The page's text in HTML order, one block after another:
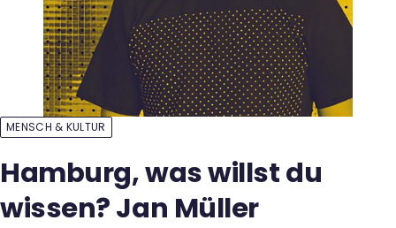
Veranstaltungen
Über uns
Kontakt
MENSCH & KULTUR
Hamburg, was willst du
wissen? Jan Müller